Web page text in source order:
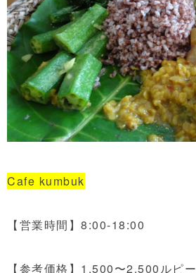
Cafe kumbuk
【営業時間】8:00-18:00
【参考価格】1,500〜2,500ルピー